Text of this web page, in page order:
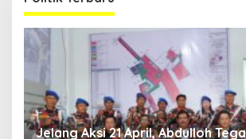
Jelang Aksi 21 April, Abdulloh